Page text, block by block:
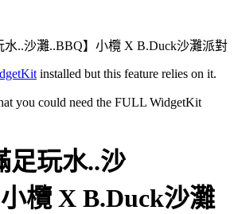
水..沙灘..BBQ】小欖 X B.Duck沙灘派對
installed but this feature relies on it.
you could need the FULL WidgetKit
足玩水..沙
欖 X B.Duck沙灘